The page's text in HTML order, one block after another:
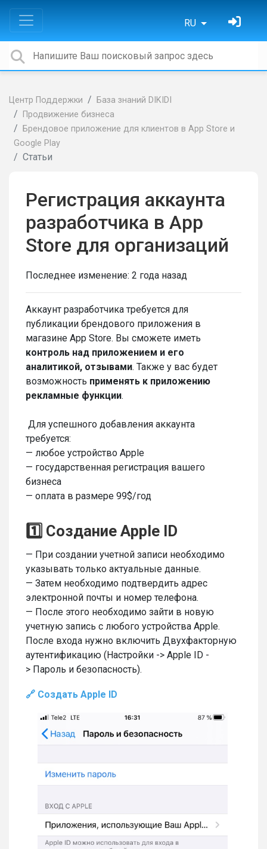
RU
Центр Поддержки
База знаний DIKIDI
Продвижение бизнеса
Брендовое приложение для клиентов в App Store и
Google Play
Статьи
Регистрация аккаунта
разработчика в App
Store для организаций
Последнее изменение: 2 года назад
Аккаунт разработчика требуется для
публикации брендового приложения в
магазине App Store. Вы сможете иметь
контроль над приложением и его
аналитикой, отзывами. Также у вас будет
возможность применять к приложению
рекламные функции.
Для успешного добавления аккаунта
требуется:
— любое устройство Apple
— государственная регистрация вашего
бизнеса
— оплата в размере 99$/год
1️⃣ Создание Apple ID
— При создании учетной записи необходимо
указывать только актуальные данные.
— Затем необходимо подтвердить адрес
электронной почты и номер телефона.
— После этого необходимо зайти в новую
учетную запись с любого устройства Apple.
После входа нужно включить Двухфакторную
аутентификацию (Настройки -> Apple ID -
> Пароль и безопасность).
🔗 Создать Apple ID